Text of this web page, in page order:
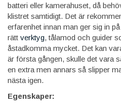
batteri eller kamerahuset, då
klistret samtidigt. Det är
erfarenhet innan man ger sig in
rätt verktyg, tålamod och guider
åstadkomma mycket. Det kan
är första gången, skulle det vara
en extra men annars så slipper
nästa igen.
Egenskaper: